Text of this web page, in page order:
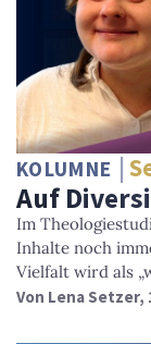
KOLUMNE
Auf
Im
Inhalte noch
Vielfalt wird als
Von Lena Setzer,